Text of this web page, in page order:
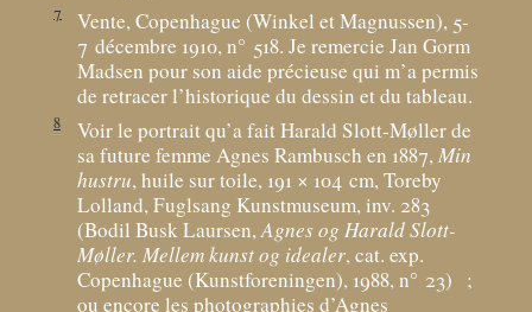
7
Vente, Copenhague (Winkel et Magnussen), 5-
7 décembre 1910, n° 518. Je remercie Jan Gorm
Madsen pour son aide précieuse qui m’a permis
de retracer l’historique du dessin et du tableau.
8
Voir le portrait qu’a fait Harald Slott-Møller de
sa future femme Agnes Rambusch en 1887,Min
hustru, huile sur toile, 191 × 104 cm, Toreby
Lolland, Fuglsang Kunstmuseum, inv. 283
(Bodil Busk Laursen,Agnes og Harald Slott-
Møller. Mellem kunst og idealer, cat. exp.
Copenhague (Kunstforeningen), 1988, n° 23)
;
ou encore les photographies d’Agnes